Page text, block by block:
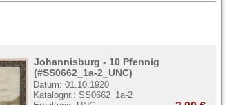
Siehier.
Johannisburg - 10 Pfennig
(#SS0662_1a-2_UNC)
Datum: 01.10.1920
Katalognr.: SS0662_1a-2